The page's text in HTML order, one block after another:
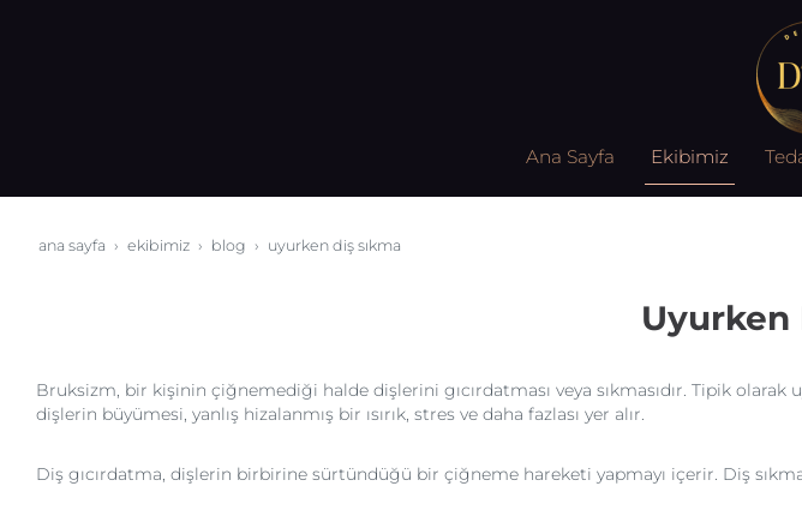
Ana Sayfa Ekibimiz
ana sayfa ekibimiz blog uyurken diş sıkma
Uyurken
Bruksizm, bir kişinin çiğnemediği halde dişlerini gıcırdatması veya sıkmasıdır. Tipik olarak
dişlerin büyümesi, yanlış hizalanmış bir ısırık, stres ve daha fazlası yer alır.
Diş gıcırdatma, dişlerin birbirine sürtündüğü bir çiğneme hareketi yapmayı içerir. Diş